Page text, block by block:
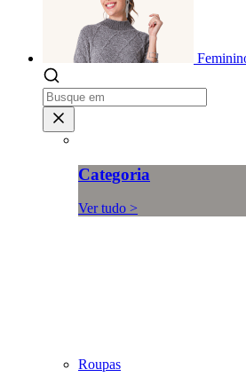
Categoria
Ver tudo >
Roupas